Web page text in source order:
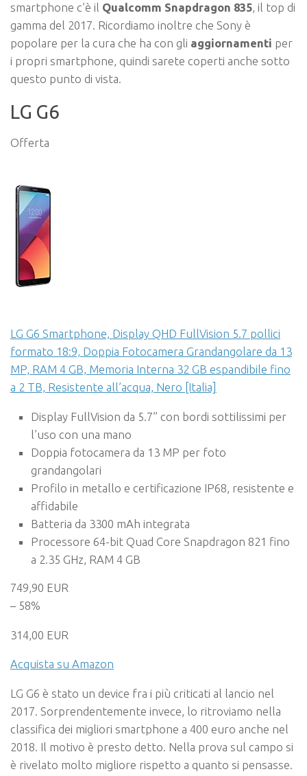
smartphone c’è il Qualcomm Snapdragon 835, il top di
gamma del 2017. Ricordiamo inoltre che Sony è
popolare per la cura che ha con gli aggiornamenti per
i propri smartphone, quindi sarete coperti anche sotto
questo punto di vista.
LG G6
Offerta
LG G6 Smartphone, Display QHD FullVision 5.7 pollici
formato 18:9, Doppia Fotocamera Grandangolare da 13
MP, RAM 4 GB, Memoria Interna 32 GB espandibile fino
a 2 TB, Resistente all’acqua, Nero [Italia]
Display FullVision da 5.7” con bordi sottilissimi per
l’uso con una mano
Doppia fotocamera da 13 MP per foto
grandangolari
Profilo in metallo e certificazione IP68, resistente e
affidabile
Batteria da 3300 mAh integrata
Processore 64-bit Quad Core Snapdragon 821 fino
a 2.35 GHz, RAM 4 GB
749,90 EUR
– 58%
314,00 EUR
Acquista su Amazon
LG G6 è stato un device fra i più criticati al lancio nel
2017. Sorprendentemente invece, lo ritroviamo nella
classifica dei migliori smartphone a 400 euro anche nel
2018. Il motivo è presto detto. Nella prova sul campo si
è rivelato molto migliore rispetto a quanto si pensasse.